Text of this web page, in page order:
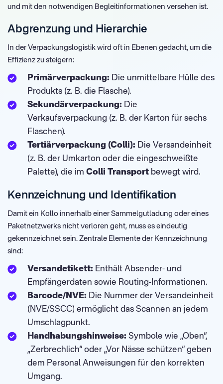
und mit den notwendigen Begleitinformationen versehen ist.
Abgrenzung und Hierarchie
In der Verpackungslogistik wird oft in Ebenen gedacht, um die
Effizienz zu steigern:
Primärverpackung: Die unmittelbare Hülle des
Produkts (z. B. die Flasche).
Sekundärverpackung: Die
Verkaufsverpackung (z. B. der Karton für sechs
Flaschen).
Tertiärverpackung (Colli): Die Versandeinheit
(z. B. der Umkarton oder die eingeschweißte
Palette), die im Colli Transport bewegt wird.
Kennzeichnung und Identifikation
Damit ein Kollo innerhalb einer Sammelgutladung oder eines
Paketnetzwerks nicht verloren geht, muss es eindeutig
gekennzeichnet sein. Zentrale Elemente der Kennzeichnung
sind:
Versandetikett: Enthält Absender- und
Empfängerdaten sowie Routing-Informationen.
Barcode/NVE: Die Nummer der Versandeinheit
(NVE/SSCC) ermöglicht das Scannen an jedem
Umschlagpunkt.
Handhabungshinweise: Symbole wie „Oben“,
„Zerbrechlich“ oder „Vor Nässe schützen“ geben
dem Personal Anweisungen für den korrekten
Umgang.